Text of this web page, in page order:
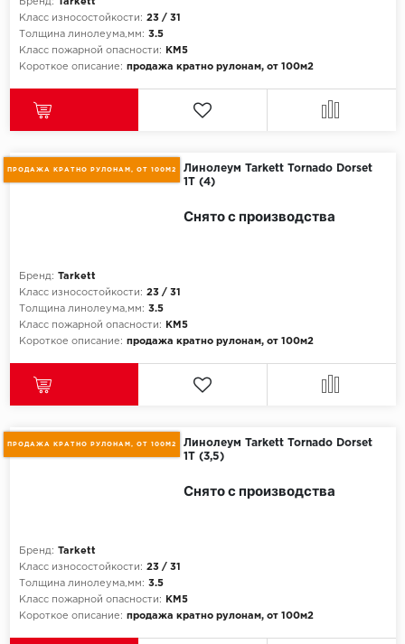
SPC Alta Step
SPC Betta
SPC Promo
TANTO
Tarkett
Vinil click
Бренд:
Tarkett
Класс износостойкости: 23 / 31
Толщина линолеума,мм: 3.5
Класс пожарной опасности:
КМ5
Короткое описание: продажа кратно рулонам, от 100м2
ПРОДАЖА КРАТНО РУЛОНАМ, ОТ 100М2
Линолеум Tarkett Tornado Dorset
1T (4)
Бренд: Tarkett
Класс износостойкости: 23 / 31
Толщина линолеума,мм: 3.5
Класс пожарной опасности:
КМ5
Короткое описание: продажа кратно рулонам, от 100м2
Снято с производства
ПРОДАЖА КРАТНО РУЛОНАМ, ОТ 100М2
Линолеум Tarkett Tornado Dorset
1T (3,5)
Бренд: Tarkett
Класс износостойкости: 23 / 31
Толщина линолеума,мм: 3.5
Класс пожарной опасности:
КМ5
Короткое описание: продажа кратно рулонам, от 100м2
Снято с производства